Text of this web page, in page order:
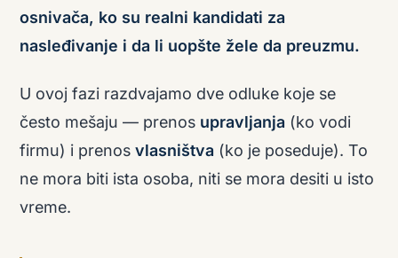
osnivača, ko su realni kandidati za
nasleđivanje i da li uopšte žele da preuzmu.
U ovoj fazi razdvajamo dve odluke koje se
često mešaju — prenos upravljanja (ko vodi
firmu) i prenos vlasništva (ko je poseduje). To
ne mora biti ista osoba, niti se mora desiti u isto
vreme.